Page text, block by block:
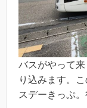
バスがやって
り込みます。
スデーきっぷ